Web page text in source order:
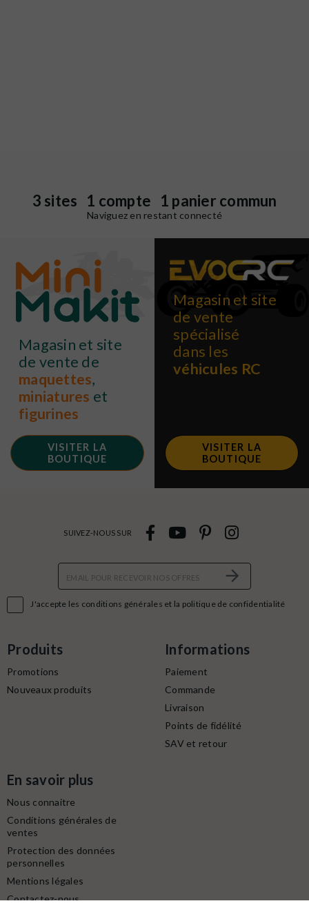
3 sites 1 compte 1 panier commun
Naviguez en restant connecté
Magasin et site
de vente de
maquettes,
miniatures et
figurines
VISITER LA
BOUTIQUE
Magasin et site
de vente
spécialisé
dans les
véhicules RC
VISITER LA
BOUTIQUE
J'accepte les conditions générales et la politique de confidentialité
SUIVEZ-NOUS SUR
Produits
Promotions
Nouveaux produits
Informations
Paiement
Commande
Livraison
Points de fidélité
SAV et retour
En savoir plus
Nous connaitre
Conditions générales de
ventes
Protection des données
personnelles
Mentions légales
Contactez-nous